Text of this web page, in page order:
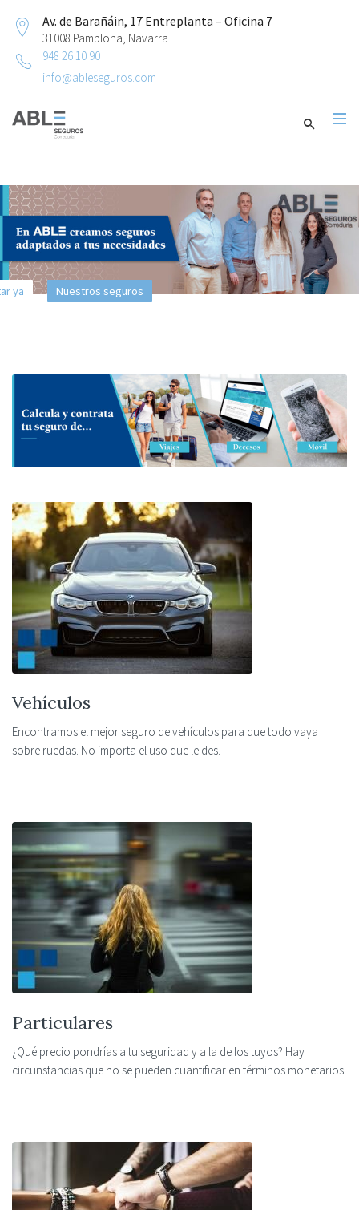
Av. de Barañáin, 17 Entreplanta – Oficina 7
31008 Pamplona, Navarra
948 26 10 90
info@ableseguros.com
Vehículos
Encontramos el mejor seguro de vehículos para que todo vaya
sobre ruedas. No importa el uso que le des.
Particulares
¿Qué precio pondrías a tu seguridad y a la de los tuyos? Hay
circunstancias que no se pueden cuantificar en términos monetarios.